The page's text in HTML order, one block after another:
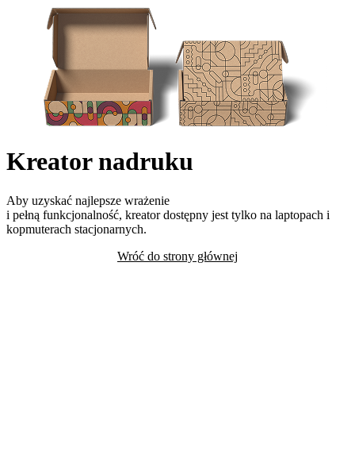
Kreator nadruku
Aby uzyskać najlepsze wrażenie
i pełną funkcjonalność, kreator dostępny jest tylko na laptopach i
kopmuterach stacjonarnych.
Wróć do strony głównej